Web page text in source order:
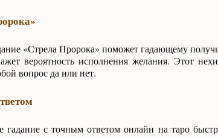
«Стрела Пророка» поможет гадающему
вероятность исполнения желания. Этот
вопрос да или нет.
гадание с точным ответом онлайн на таро